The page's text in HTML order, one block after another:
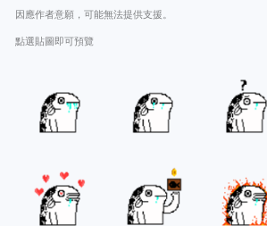
因應作者意願，可能無法提供支援。
點選貼圖即可預覽